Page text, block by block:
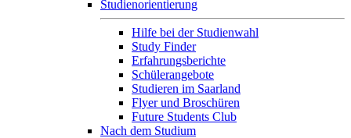
Studienorientierung
Hilfe bei der Studienwahl
Study Finder
Erfahrungsberichte
Schülerangebote
Studieren im Saarland
Flyer und Broschüren
Future Students Club
Nach dem Studium